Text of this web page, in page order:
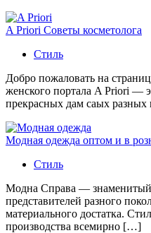
A Priori Советы косметолога
Стиль
Добро пожаловать на
женского портала A Priori —
прекрасных дам саых разных
Модная одежда оптом и в
Стиль
Модна Справа —
представителей разного
материального достатка.
производства всемирно […]